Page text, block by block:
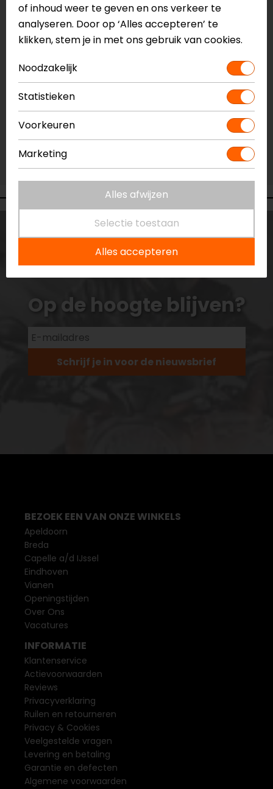
Vestiging Apeldoorn
Niet op voorraad
Vestiging Breda
Niet op voorraad
Vestiging Capelle a/d IJssel
Niet op voorraad
Vestiging Eindhoven
Niet op voorraad
Vestiging Vianen
Niet op voorraad
Op de hoogte blijven?
Schrijf je in voor de nieuwsbrief
of inhoud weer te geven en ons verkeer te
analyseren. Door op ‘Alles accepteren’ te
klikken, stem je in met ons gebruik van cookies.
Noodzakelijk
Statistieken
Voorkeuren
Marketing
Alles afwijzen
Selectie toestaan
Alles accepteren
BEZOEK EEN VAN ONZE WINKELS
Apeldoorn
Breda
Capelle a/d IJssel
Eindhoven
Vianen
Openingstijden
Over Ons
Vacatures
INFORMATIE
Klantenservice
Actievoorwaarden
Reviews
Privacyverklaring
Ruilen en retourneren
Privacy & Cookies
Veelgestelde vragen
Levering en betaling
Garantie en defecten
Algemene voorwaarden